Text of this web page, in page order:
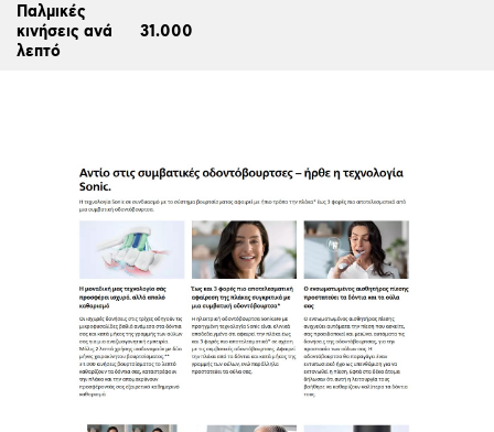
Παλμικές
κινήσεις ανά
λεπτό
31.000